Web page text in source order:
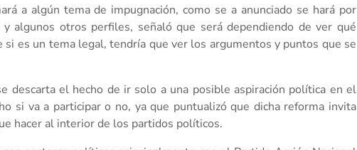
a algún tema de impugnación, como se a anunciado se hará por
algunos otros perfiles, señaló que será dependiendo de ver qué
si es un tema legal, tendría que ver los argumentos y puntos que se
descarta el hecho de ir solo a una posible aspiración política en el
si va a participar o no, ya que puntualizó que dicha reforma invita
hacer al interior de los partidos políticos.